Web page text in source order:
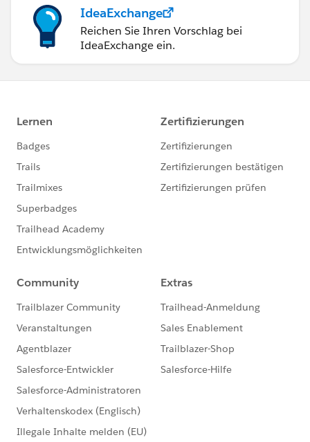
IdeaExchange
Reichen Sie Ihren Vorschlag bei
IdeaExchange ein.